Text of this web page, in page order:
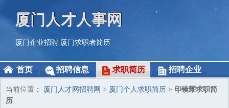
厦门人才人事网
厦门企业招聘 厦门求职者简历
首页 招聘信息 求职简历 招聘企业
当前位置： 厦门人才网招聘网 > 厦门个人求职简历 > 印镜耀求职简
历